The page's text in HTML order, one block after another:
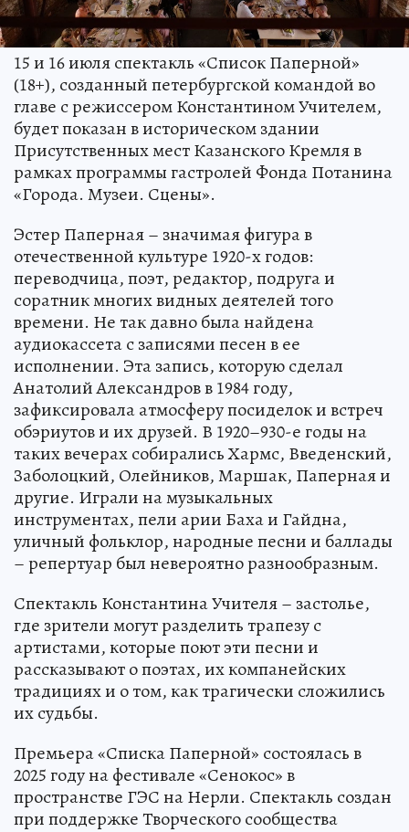
15 и 16 июля спектакль «Список Паперной»
(18+), созданный петербургской командой во
главе с режиссером Константином Учителем,
будет показан в историческом здании
Присутственных мест Казанского Кремля в
рамках программы гастролей Фонда Потанина
«Города. Музеи. Сцены».
Эстер Паперная – значимая фигура в
отечественной культуре 1920-х годов:
переводчица, поэт, редактор, подруга и
соратник многих видных деятелей того
времени. Не так давно была найдена
аудиокассета с записями песен в ее
исполнении. Эта запись, которую сделал
Анатолий Александров в 1984 году,
зафиксировала атмосферу посиделок и встреч
обэриутов и их друзей. В 1920–930-е годы на
таких вечерах собирались Хармс, Введенский,
Заболоцкий, Олейников, Маршак, Паперная и
другие. Играли на музыкальных
инструментах, пели арии Баха и Гайдна,
уличный фольклор, народные песни и баллады
– репертуар был невероятно разнообразным.
Спектакль Константина Учителя – застолье,
где зрители могут разделить трапезу с
артистами, которые поют эти песни и
рассказывают о поэтах, их компанейских
традициях и о том, как трагически сложились
их судьбы.
Премьера «Списка Паперной» состоялась в
2025 году на фестивале «Сенокос» в
пространстве ГЭС на Нерли. Спектакль создан
при поддержке Творческого сообщества